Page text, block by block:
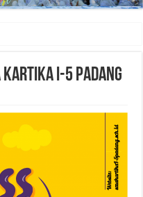
Kartika I-5 Padang